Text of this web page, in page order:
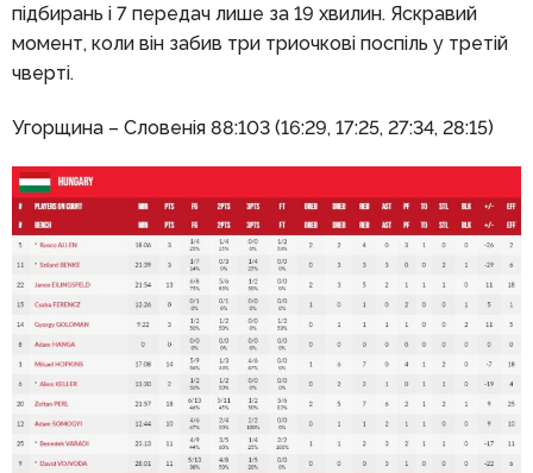
підбирань і 7 передач лише за 19 хвилин. Яскравий
момент, коли він забив три триочкові поспіль у третій
чверті.
Угорщина – Словенія 88:103 (16:29, 17:25, 27:34, 28:15)